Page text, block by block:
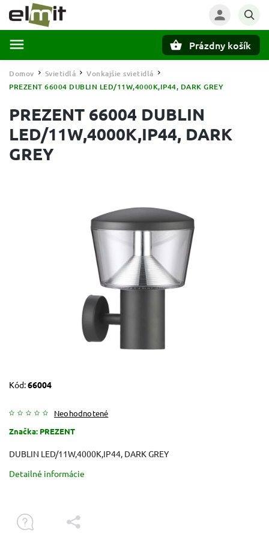
Prázdny košík
Domov / Svietidlá / Vonkajšie svietidlá /
PREZENT 66004 DUBLIN LED/11W,4000K,IP44, DARK GREY
PREZENT 66004 DUBLIN
LED/11W,4000K,IP44, DARK
GREY
Kód:66004
Neohodnotené
Značka: PREZENT
DUBLIN LED/11W,4000K,IP44, DARK GREY
Detailné informácie